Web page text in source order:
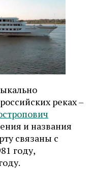
реках –
и названия
связаны с
году,